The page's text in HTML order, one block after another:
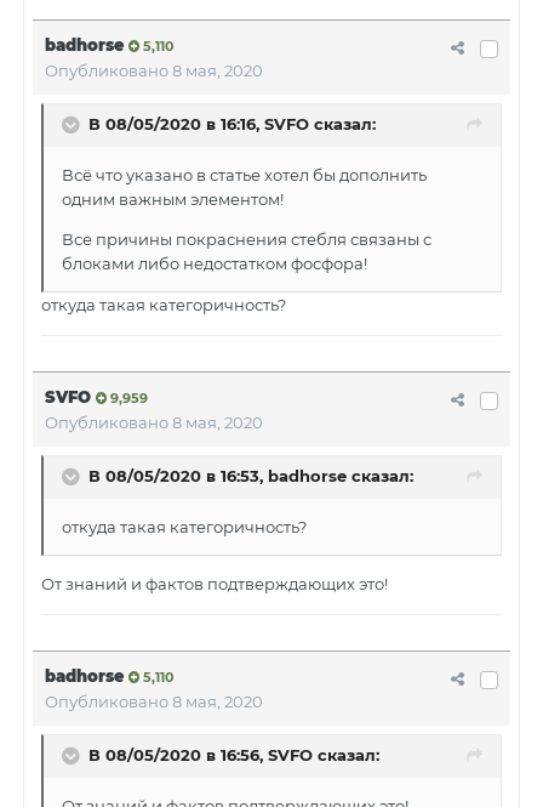
badhorse 5,110
Опубликовано8 мая, 2020
В 08/05/2020 в 16:16, SVFO сказал:
Всё что указано в статье хотел бы дополнить
одним важным элементом!
Все причины покраснения стебля связаны с
блоками либо недостатком фосфора!
откуда такая категоричность?
SVFO 9,959
Опубликовано8 мая, 2020
В 08/05/2020 в 16:53, badhorse сказал:
откуда такая категоричность?
От знаний и фактов подтверждающих это!
badhorse 5,110
Опубликовано8 мая, 2020
В 08/05/2020 в 16:56, SVFO сказал: